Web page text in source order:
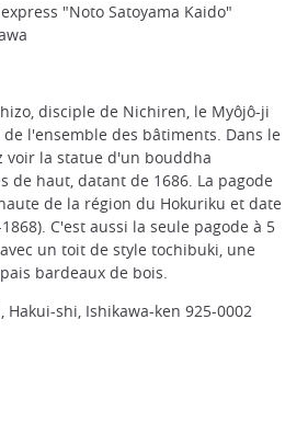
"Noto Satoyama Kaido"
disciple de Nichiren, le Myôjô-ji
l'ensemble des bâtiments. Dans le
voir la statue d'un bouddha
de haut, datant de 1686. La pagode
de la région du Hokuriku et date
C'est aussi la seule pagode à 5
un toit de style tochibuki, une
bardeaux de bois.
Hakui-shi, Ishikawa-ken 925-0002